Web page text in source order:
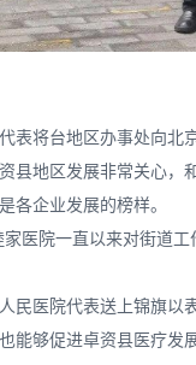
表将台地区办事处向北
县地区发展非常关心，
各企业发展的榜样。
家医院一直以来对街道
民医院代表送上锦旗以
能够促进卓资县医疗发